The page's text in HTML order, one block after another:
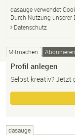
dasauge verwendet
Durch Nutzung unserer
Datenschutz
Mitmachen Abonnieren
Profil anlegen
Selbst kreativ? Jetzt
dasauge